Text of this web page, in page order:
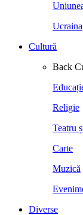
Ucraina
Cultură
Back
Religie
Teatru
Carte
Muzică
Diverse